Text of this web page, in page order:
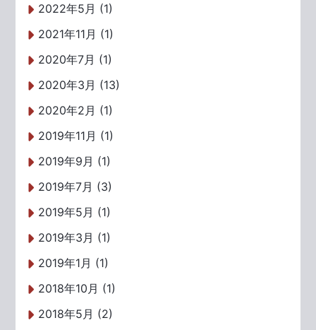
2022年5月 (1)
2021年11月 (1)
2020年7月 (1)
2020年3月 (13)
2020年2月 (1)
2019年11月 (1)
2019年9月 (1)
2019年7月 (3)
2019年5月 (1)
2019年3月 (1)
2019年1月 (1)
2018年10月 (1)
2018年5月 (2)